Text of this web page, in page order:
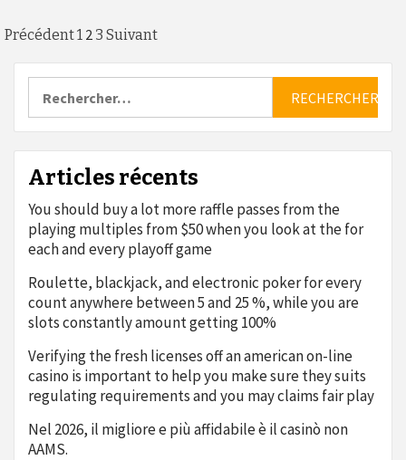
Pagination
des
publications
Précédent1 2 3 Suivant
Articles récents
You should buy a lot more raffle passes from the
playing multiples from $50 when you look at the for
each and every playoff game
Roulette, blackjack, and electronic poker for every
count anywhere between 5 and 25 %, while you are
slots constantly amount getting 100%
Verifying the fresh licenses off an american on-line
casino is important to help you make sure they suits
regulating requirements and you may claims fair play
Nel 2026, il migliore e più affidabile è il casinò non
AAMS.